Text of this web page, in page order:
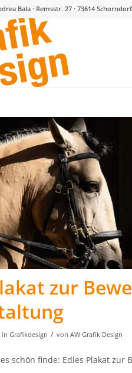
Bala · Remsstr. 27 · 73614
zur
in Grafikdesign / von AW Grafik Design
schön finde: Edles Plakat zur